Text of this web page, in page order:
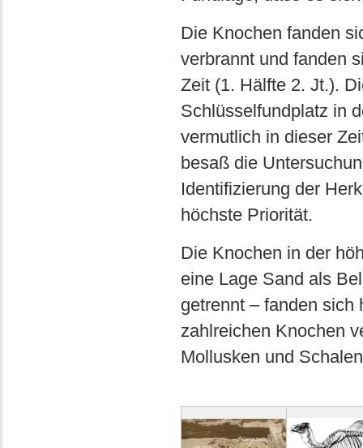
Die Knochen fanden
verbrannt und fanden
Zeit (1. Hälfte 2. Jt.).
Schlüsselfundplatz in
vermutlich in dieser
besaß die
Identifizierung der
höchste Priorität.
Die Knochen in der
eine Lage Sand als
getrennt – fanden sich
zahlreichen Knochen
Mollusken und